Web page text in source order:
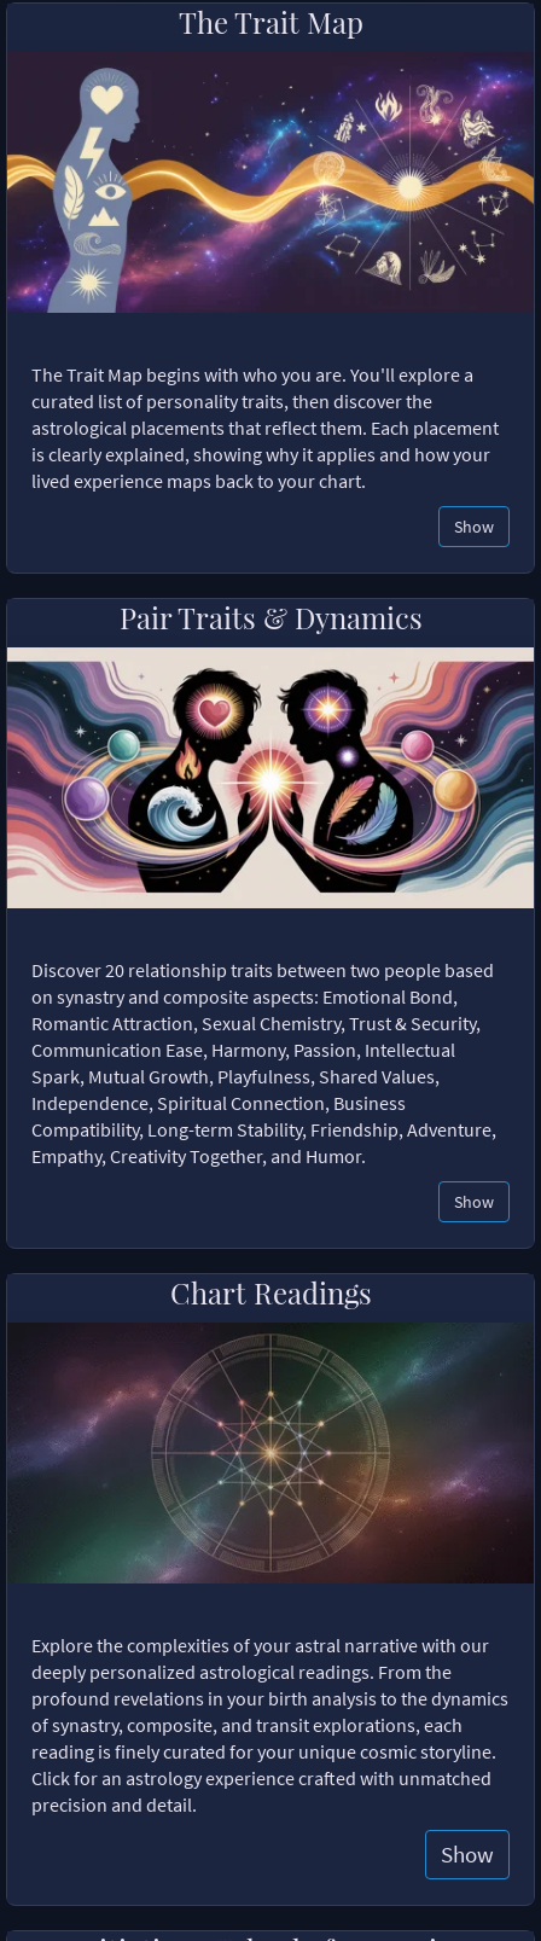
The Trait Map
The Trait Map begins with who you are. You'll explore a
curated list of personality traits, then discover the
astrological placements that reflect them. Each placement
is clearly explained, showing why it applies and how your
lived experience maps back to your chart.
Show
Pair Traits & Dynamics
Discover 20 relationship traits between two people based
on synastry and composite aspects: Emotional Bond,
Romantic Attraction, Sexual Chemistry, Trust & Security,
Communication Ease, Harmony, Passion, Intellectual
Spark, Mutual Growth, Playfulness, Shared Values,
Independence, Spiritual Connection, Business
Compatibility, Long-term Stability, Friendship, Adventure,
Empathy, Creativity Together, and Humor.
Show
Chart Readings
Explore the complexities of your astral narrative with our
deeply personalized astrological readings. From the
profound revelations in your birth analysis to the dynamics
of synastry, composite, and transit explorations, each
reading is finely curated for your unique cosmic storyline.
Click for an astrology experience crafted with unmatched
precision and detail.
Show